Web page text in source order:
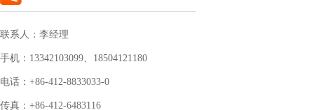
联系人：李经理
手机：13342103099、18504121180
电话：+86-412-8833033-0
传真： +86-412-6483116